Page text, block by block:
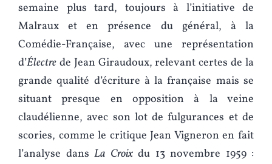
semaine plus tard, toujours à l’initiative de
Malraux et en présence du général, à la
Comédie-Française, avec une représentation
d’Électre de Jean Giraudoux, relevant certes de la
grande qualité d’écriture à la française mais se
situant presque en opposition à la veine
claudélienne, avec son lot de fulgurances et de
scories, comme le critique Jean Vigneron en fait
l’analyse dans La Croixdu 13 novembre 1959 :